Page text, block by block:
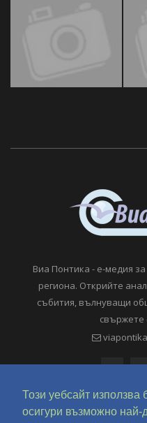
Този уебсайт използва
осигури възможно най-
Виа Понтика - е-медия
региона. Открийте
събития, вълнуващи
свържете